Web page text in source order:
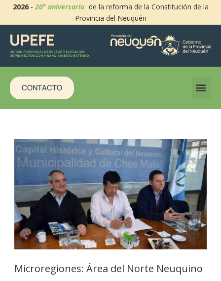
2026-20° aniversario de la reforma de la Constitución de la
Provincia del Neuquén
CONTACTO
Microregiones: Área del Norte Neuquino